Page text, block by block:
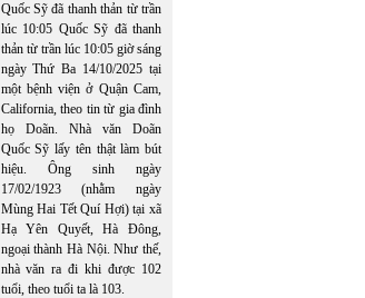
Quốc Sỹ đã thanh thản từ trần
lúc 10:05 Quốc Sỹ đã thanh
thản từ trần lúc 10:05 giờ sáng
ngày Thứ Ba 14/10/2025 tại
một bệnh viện ở Quận Cam,
California, theo tin từ gia đình
họ Doãn. Nhà văn Doãn
Quốc Sỹ lấy tên thật làm bút
hiệu. Ông sinh ngày
17/02/1923 (nhằm ngày
Mùng Hai Tết Quí Hợi) tại xã
Hạ Yên Quyết, Hà Đông,
ngoại thành Hà Nội. Như thế,
nhà văn ra đi khi được 102
tuổi, theo tuổi ta là 103.